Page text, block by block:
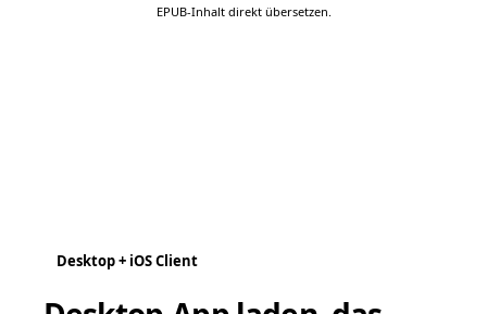
EPUB-Inhalt direkt übersetzen.
Desktop + iOS Client